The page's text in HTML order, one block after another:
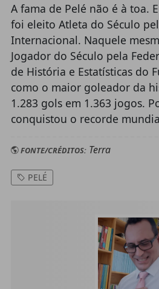
A fama de Pelé não é à toa.
foi eleito Atleta do Século
Internacional. Naquele
Jogador do Século pela
de História e Estatísticas do
como o maior goleador da
1.283 gols em 1.363 jogos.
conquistou o recorde
FONTE/CRÉDITOS:Terra
PELÉ